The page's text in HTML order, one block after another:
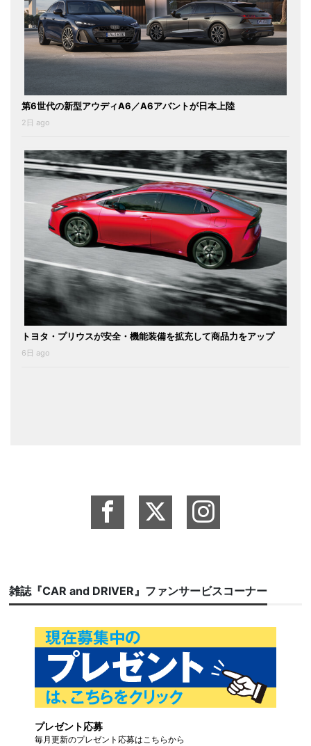
第6世代の新型アウディA6／A6アバントが日本上陸
2日 ago
トヨタ・プリウスが安全・機能装備を拡充して商品力をアップ
6日 ago
雑誌『CAR and DRIVER』ファンサービスコーナー
プレゼント応募
毎月更新のプレゼント応募はこちらから